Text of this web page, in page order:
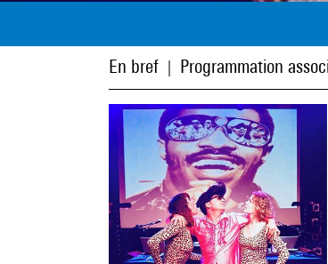
En bref Programmation